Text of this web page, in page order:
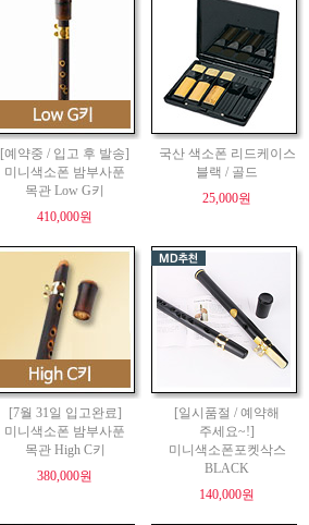
[예약중 / 입고 후 발송]
미니색소폰 밤부사푼
목관 Low G키
410,000원
국산 색소폰 리드케이스
블랙 / 골드
25,000원
[7월 31일 입고완료]
미니색소폰 밤부사푼
목관 High C키
380,000원
[일시품절 / 예약해
주세요~!]
미니색소폰포켓삭스
BLACK
140,000원